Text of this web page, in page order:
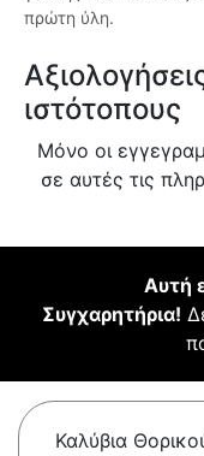
πρώτη ύλη.
ιστότοπους
Μόνο οι
σε αυτές τις
Αυτή
Συγχαρητήρια!
Καλύβια